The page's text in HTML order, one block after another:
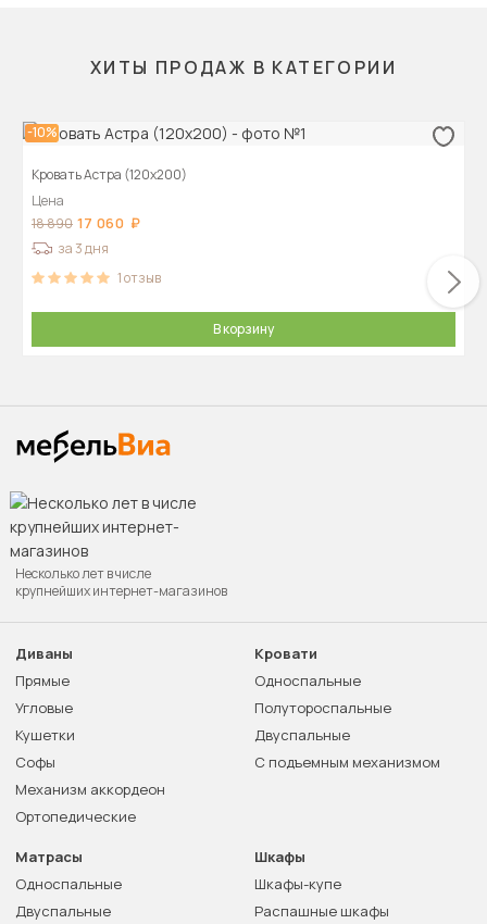
ХИТЫ ПРОДАЖ В КАТЕГОРИИ
-10%
Кровать Астра (120х200)
Цена
18 890 17 060
за 3 дня
1отзыв
В корзину
Несколько лет в числе
крупнейших интернет-магазинов
Диваны
Прямые
Угловые
Кушетки
Софы
Механизм аккордеон
Ортопедические
Кровати
Односпальные
Полутороспальные
Двуспальные
С подъемным механизмом
Матрасы
Односпальные
Двуспальные
Шкафы
Шкафы-купе
Распашные шкафы